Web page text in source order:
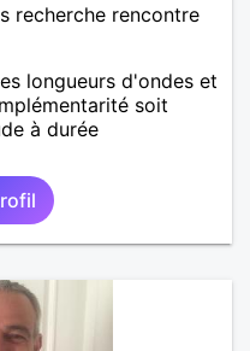
recherche rencontre
longueurs d'ondes et
soit
à durée